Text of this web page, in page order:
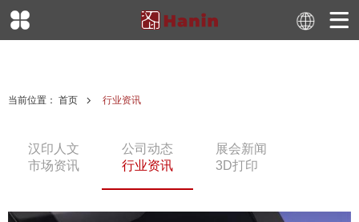
当前位置： 首页 行业资讯
汉印人文 公司动态
展会新闻
市场资讯
行业资讯 3D打印